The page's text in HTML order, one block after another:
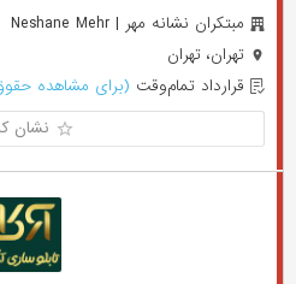
مبتکران نشانه مهر | Neshane Mehr
تهران، تهران
قرارداد تمام‌وقت (برای مشاهده
نشان